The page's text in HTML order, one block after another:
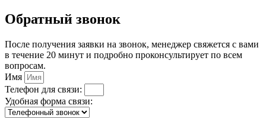
Обратный звонок
После получения заявки на звонок, менеджер свяжется с вами
в течение 20 минут и подробно проконсультирует по всем
вопросам.
Имя
Телефон для связи:
Удобная форма связи: